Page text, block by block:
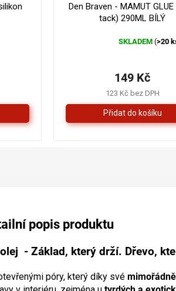
Den Braven - MAMUT GLUE
tack) 290ML BÍLÝ
Průměrné
z
hvězdiček.
SKLADEM(>20
123 Kč bez DPH
149 Kč
popis produktu
- Základ, který drží. Dřevo,
póry, který díky své